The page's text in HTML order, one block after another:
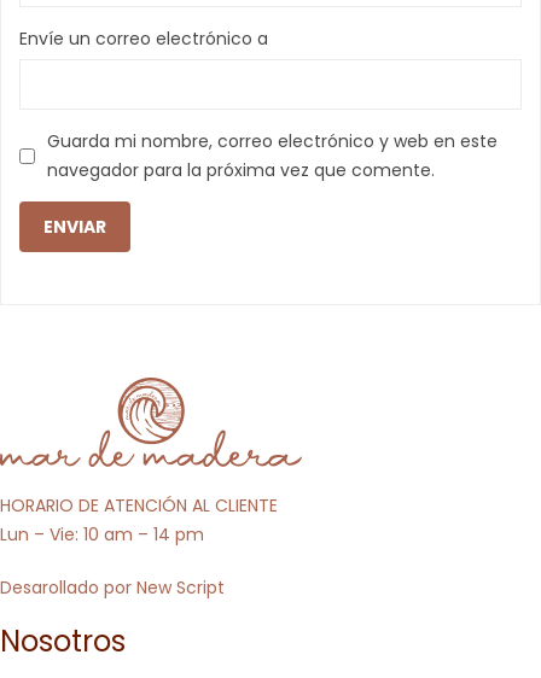
Envíe un correo electrónico a
Guarda mi nombre, correo electrónico y web en este
navegador para la próxima vez que comente.
HORARIO DE ATENCIÓN AL CLIENTE
Lun – Vie: 10 am – 14 pm
Desarollado por New Script
Nosotros